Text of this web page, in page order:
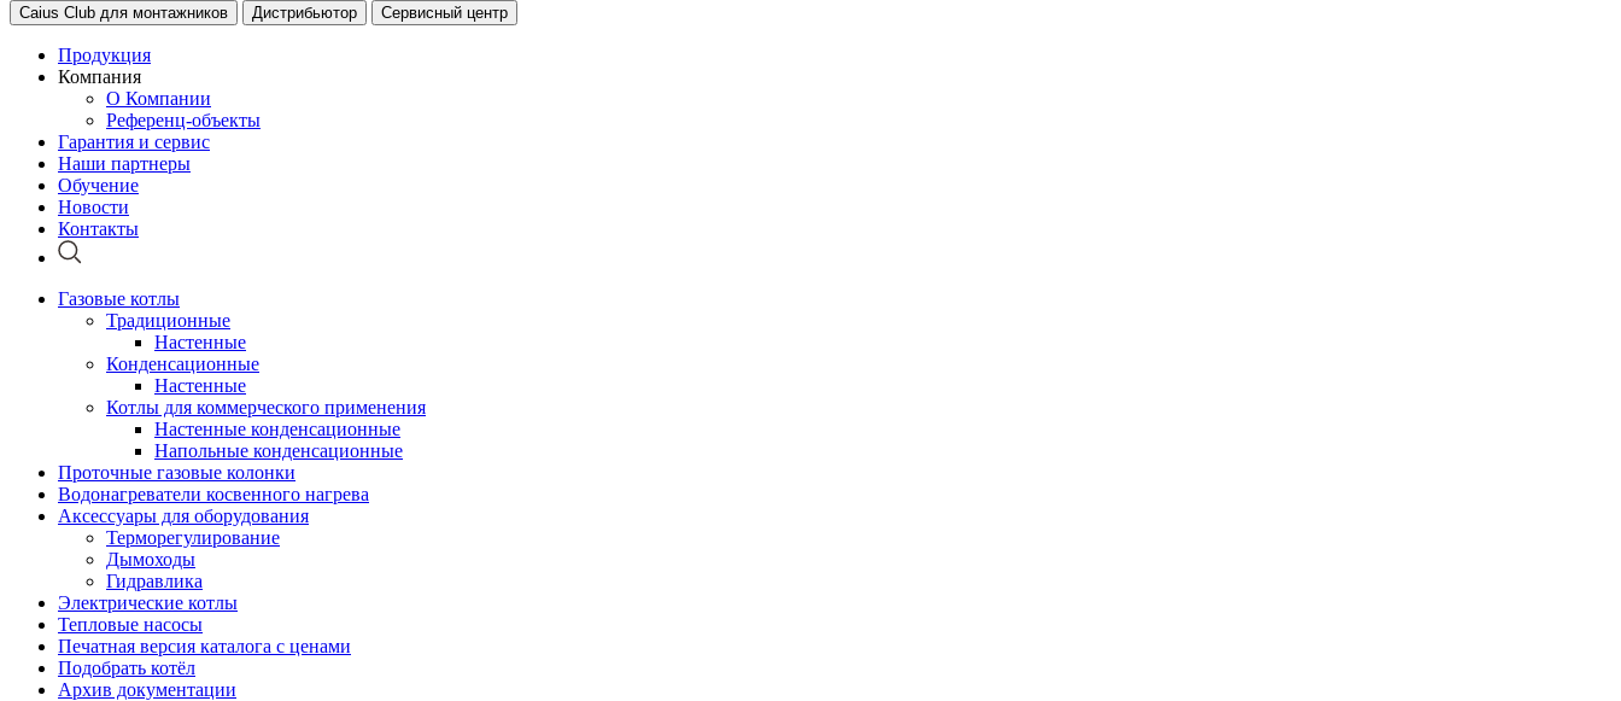
Caius Club для монтажников Дистрибьютор Сервисный центр
Продукция
Компания
О Компании
Референц-объекты
Гарантия и сервис
Наши партнеры
Обучение
Новости
Контакты
Газовые котлы
Традиционные
Настенные
Конденсационные
Настенные
Котлы для коммерческого применения
Настенные конденсационные
Напольные конденсационные
Проточные газовые колонки
Водонагреватели косвенного нагрева
Аксессуары для оборудования
Терморегулирование
Дымоходы
Гидравлика
Электрические котлы
Тепловые насосы
Печатная версия каталога с ценами
Подобрать котёл
Архив документации